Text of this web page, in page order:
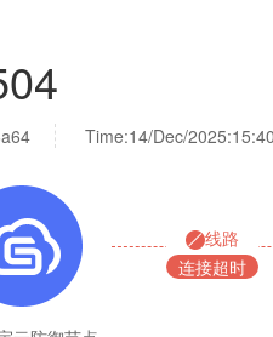
Time:14/Dec/
线路
连接超时